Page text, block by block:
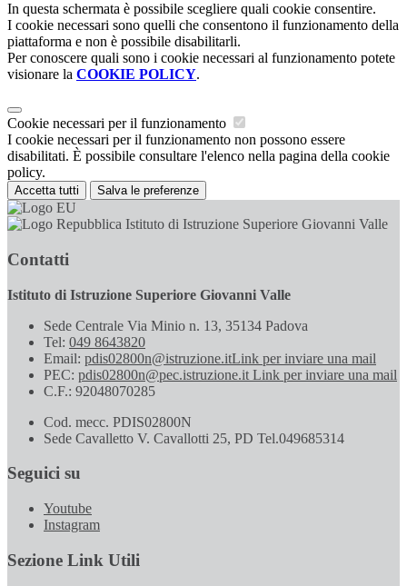
In questa schermata è possibile scegliere quali cookie consentire.
I cookie necessari sono quelli che consentono il funzionamento della
piattaforma e non è possibile disabilitarli.
Per conoscere quali sono i cookie necessari al funzionamento potete
visionare la COOKIE POLICY.
Cookie necessari per il funzionamento
I cookie necessari per il funzionamento non possono essere
disabilitati. È possibile consultare l'elenco nella pagina della cookie
policy.
Accetta tutti Salva le preferenze
Istituto di Istruzione Superiore Giovanni Valle
Contatti
Istituto di Istruzione Superiore Giovanni Valle
Sede Centrale Via Minio n. 13, 35134 Padova
Tel: 049 8643820
Email: pdis02800n@istruzione.itLink per inviare una mail
PEC: pdis02800n@pec.istruzione.it Link per inviare una mail
C.F.: 92048070285
Cod. mecc. PDIS02800N
Sede Cavalletto V. Cavallotti 25, PD Tel.049685314
Seguici su
Youtube
Instagram
Sezione Link Utili